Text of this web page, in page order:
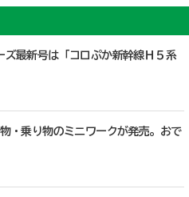
ズ最新号は「コロぷか新幹線Ｈ５系
・乗り物のミニワークが発売。おで